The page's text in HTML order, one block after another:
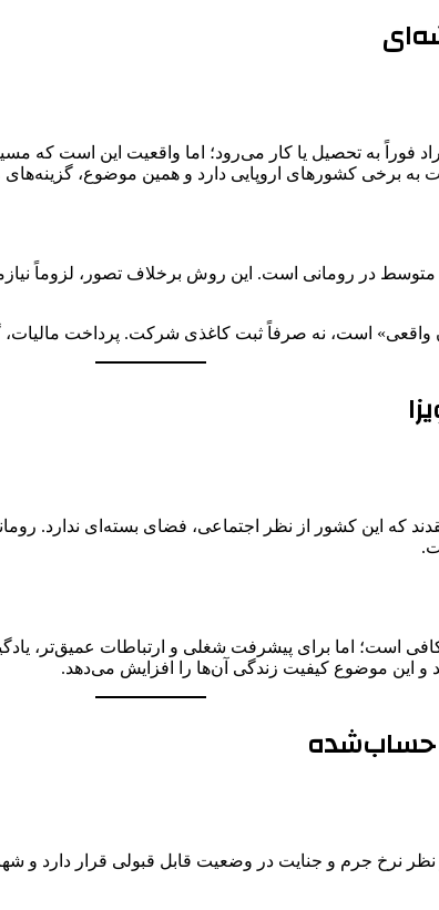
فوراً به تحصیل یا کار می‌رود؛ اما واقعیت این است که
به برخی کشورهای اروپایی دارد و همین موضوع،
در رومانی است. این روش برخلاف تصور، لزوماً
واقعی» است، نه صرفاً ثبت کاغذی شرکت. پرداخت
که این کشور از نظر اجتماعی، فضای بسته‌ای ندارد.
کافی است؛ اما برای پیشرفت شغلی و ارتباطات عمیق‌تر،
و این موضوع کیفیت زندگی آن‌ها را افزایش می‌دهد.
حساب‌شده
نظر نرخ جرم و جنایت در وضعیت قابل قبولی قرار دارد